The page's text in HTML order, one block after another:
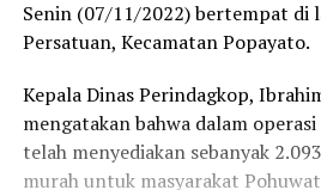
Senin (07/11/2022) bertempat di
Persatuan, Kecamatan Popayato.
Kepala Dinas Perindagkop,
mengatakan bahwa dalam
telah menyediakan sebanyak
murah untuk masyarakat